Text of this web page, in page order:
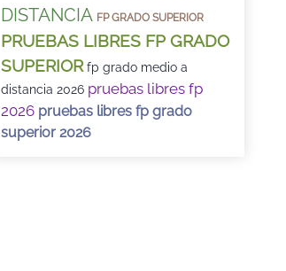
DISTANCIA FP GRADO SUPERIOR
PRUEBAS LIBRES FP GRADO
SUPERIOR fp grado medio a
distancia 2026 pruebas libres fp
2026 pruebas libres fp grado
superior 2026